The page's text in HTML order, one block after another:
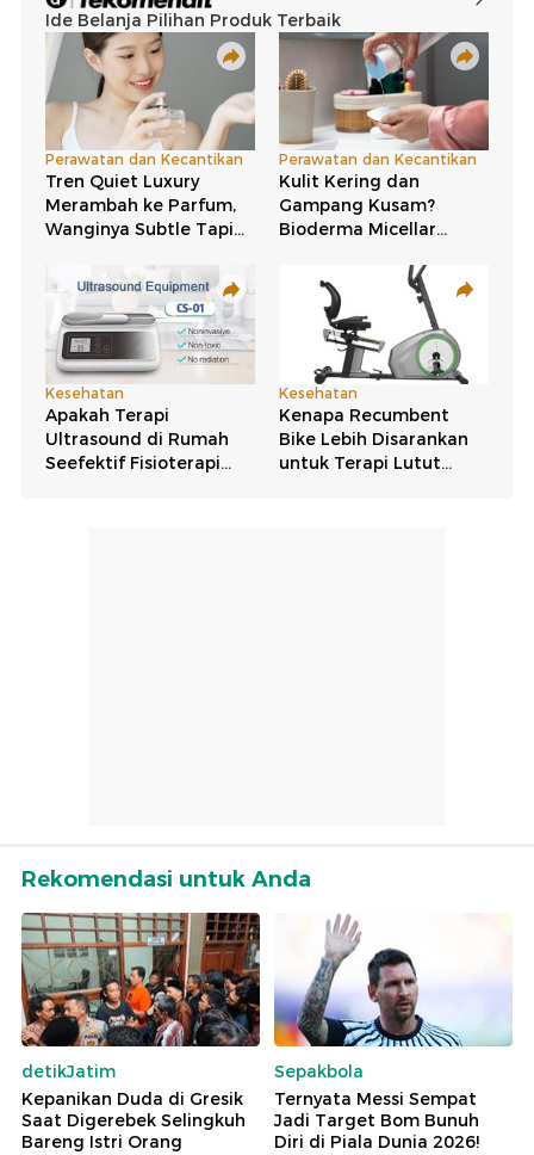
Rekomendasi untuk Anda
detikJatim
Kepanikan Duda di Gresik
Saat Digerebek Selingkuh
Bareng Istri Orang
Sepakbola
Ternyata Messi Sempat
Jadi Target Bom Bunuh
Diri di Piala Dunia 2026!